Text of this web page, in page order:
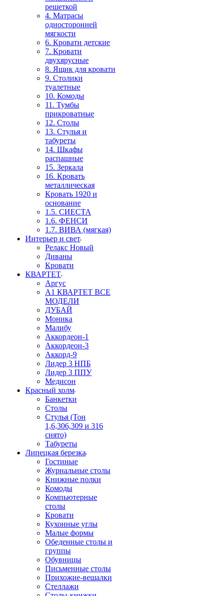
решеткой
4. Матрасы
односторонней
мягкости
6. Кровати детские
7. Кровати
двухярусные
8. Ящик для кровати
9. Столики
туалетные
10. Комоды
11. Тумбы
прикроватные
12. Столы
13. Стулья и
табуреты
14. Шкафы
распашные
15. Зеркала
16. Кровать
металлическая
Кровать 1920 и
основание
1.5. СИЕСТА
1.6. ФЕНСИ
1.7. ВИВА (мягкая)
Интерьер и свет
Релакс Новый
Диваны
Кровати
КВАРТЕТ
Аргус
А1 КВАРТЕТ ВСЕ
МОДЕЛИ
ДУБАЙ
Моника
Малибу
Аккордеон-1
Аккордеон-3
Аккорд-9
Лидер 3 НПБ
Лидер 3 ППУ
Медисон
Красный холм
Банкетки
Столы
Стулья (Тон
1,6,306,309 и 316
снято)
Табуреты
Липецкая березка
Гостиные
Журнальные столы
Книжные полки
Комоды
Компьютерные
столы
Кровати
Кухонные углы
Малые формы
Обеденные столы и
группы
Обувницы
Письменные столы
Прихожие-вешалки
Стеллажи